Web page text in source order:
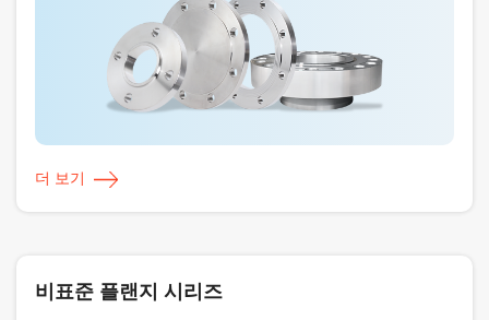
더 보기
비표준 플랜지 시리즈